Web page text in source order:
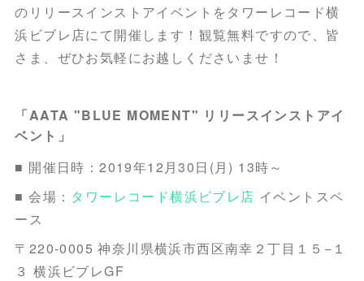
のリリースインストアイベントをタワーレコード横
浜ビブレ店にて開催します！観覧無料ですので、皆
さま、ぜひお気軽にお越しくださいませ！
「AATA "BLUE MOMENT" リリースインストアイ
ベント」
■ 開催日時：2019年12月30日(月) 13時～
■ 会場： タワーレコード横浜ビブレ店 イベントスペ
ース
〒220-0005 神奈川県横浜市西区南幸２丁目１５−１
３ 横浜ビブレGF